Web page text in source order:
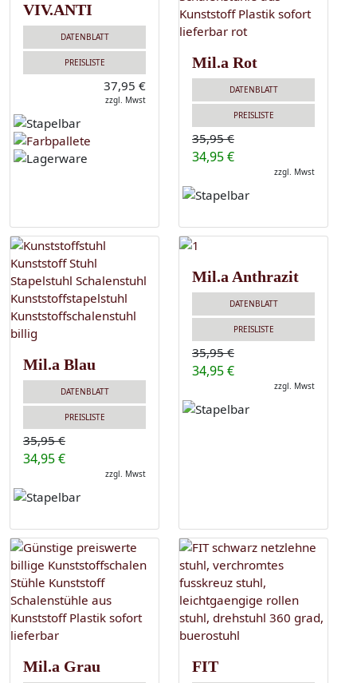
VIV.ANTI
DATENBLATT
PREISLISTE
37,95 €
zzgl. Mwst
Mil.a Rot
DATENBLATT
PREISLISTE
35,95 €
34,95 €
zzgl. Mwst
Mil.a Blau
DATENBLATT
PREISLISTE
35,95 €
34,95 €
zzgl. Mwst
Mil.a Anthrazit
DATENBLATT
PREISLISTE
35,95 €
34,95 €
zzgl. Mwst
Mil.a Grau FIT